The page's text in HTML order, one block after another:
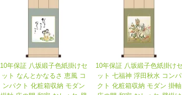
10年保証 八坂緞子色紙掛けセ
ット なんとかなるさ 恵風 コ
ンパクト 化粧箱収納 モダン
10年保証 八坂緞子色紙掛けセ
ット 七福神 浮田秋水 コンパ
クト 化粧箱収納 モダン 掛軸